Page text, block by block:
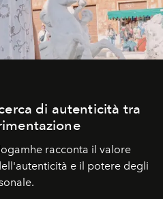
di autenticità tra
racconta il valore
e il potere degli